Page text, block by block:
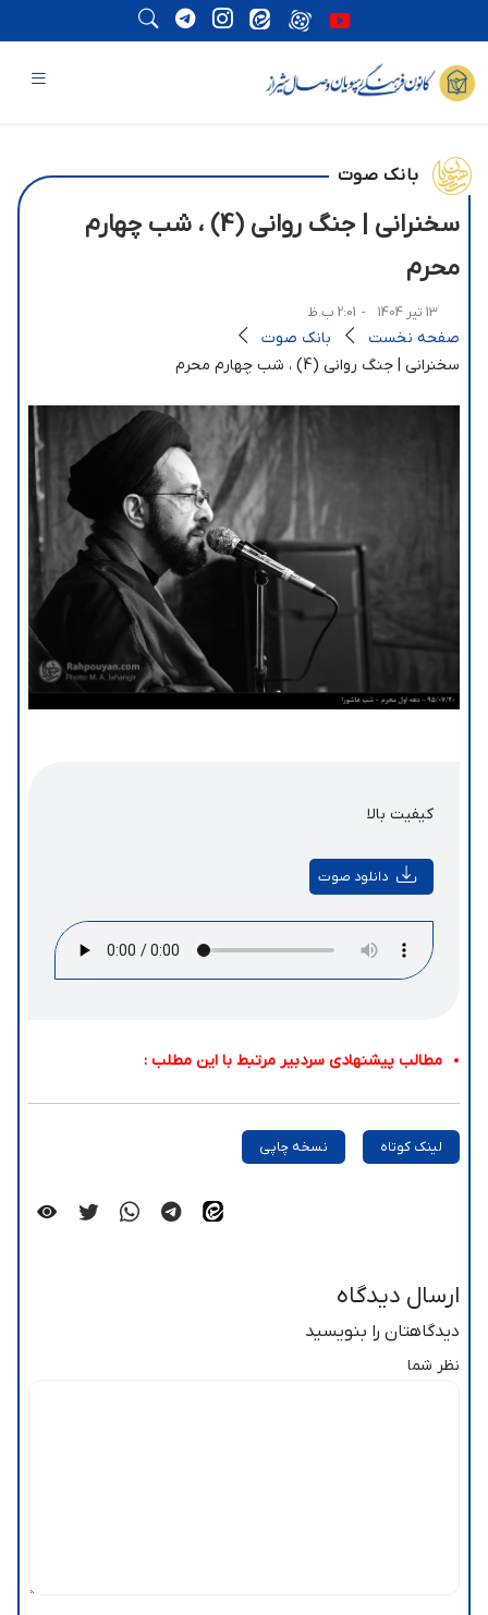
بانک صوت
سخنرانی | جنگ روانی (4) ، شب چهارم
محرم
13 تیر 1404 - 2:01 ب.ظ
صفحه نخست
بانک صوت
سخنرانی | جنگ روانی (4) ، شب چهارم محرم
کیفیت بالا
دانلود صوت
مطالب پیشنهادی سردبیر مرتبط با این مطلب :
لینک کوتاه نسخه چاپی
ارسال دیدگاه
دیدگاهتان را بنویسید
نظر شما